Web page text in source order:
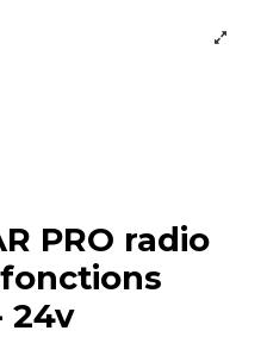
PRO radio
24v